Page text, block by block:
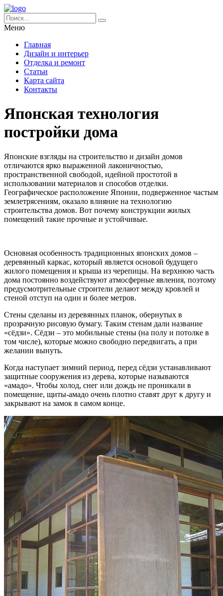
Меню
Главная
Дизайн и интерьер
Отделка и ремонт
Статьи
Карта сайта
Контакты
Японская технология
постройки дома
Японские взгляды на строительство и дизайн домов
отличаются ярко выраженной лаконичностью,
пространственной свободой, идейной простотой в
использовании материалов и способов отделки.
Географическое расположение Японии, подверженное частым
землетрясениям, оказало влияние на технологию
строительства домов. Вот почему конструкции жилых
помещений такие прочные и устойчивые.
Основная особенность традиционных японских домов –
деревянный каркас, который является основой будущего
жилого помещения и крыша из черепицы. На верхнюю часть
дома постоянно воздействуют атмосферные явления, поэтому
предусмотрительные строители делают между кровлей и
стеной отступ на один и более метров.
Стены сделаны из деревянных планок, обернутых в
прозрачную рисовую бумагу. Таким стенам дали название
«сёдзи». Сёдзи – это мобильные стены (на полу и потолке в
том числе), которые можно свободно передвигать, а при
желании вынуть.
Когда наступает зимний период, перед сёдзи устанавливают
защитные сооружения из дерева, которые называются
«амадо». Чтобы холод, снег или дождь не проникали в
помещение, щиты-амадо очень плотно ставят друг к другу и
закрывают на замок в самом конце.